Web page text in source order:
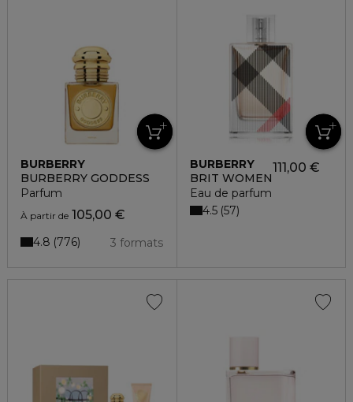
BURBERRY
BURBERRY GODDESS
Parfum
À partir de 105,00 €
3 formats
4.8 776
BURBERRY
BRIT WOMEN
Eau de parfum
111,00 €
4.5 57